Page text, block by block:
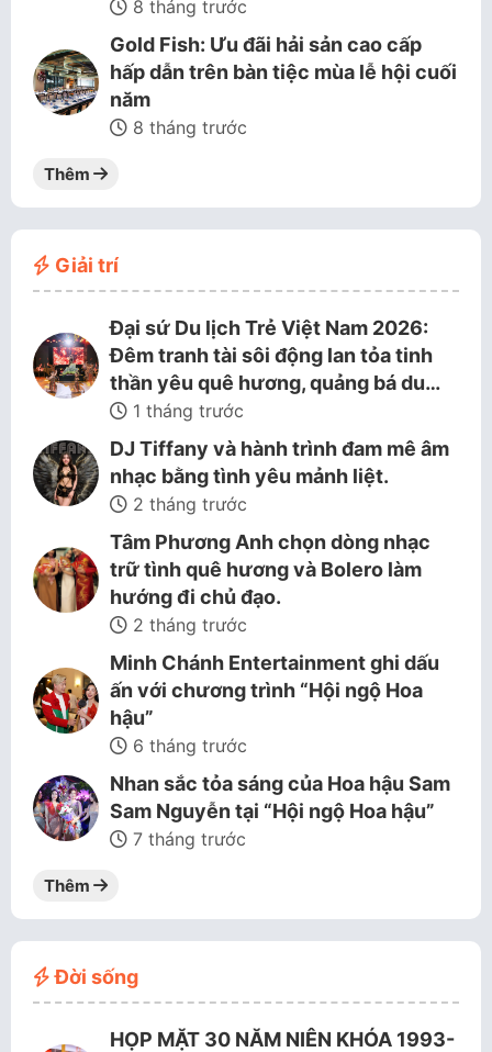
8 tháng trước
Gold Fish: Ưu đãi hải sản cao cấp
hấp dẫn trên bàn tiệc mùa lễ hội cuối
năm
8 tháng trước
Thêm
Giải trí
Đại sứ Du lịch Trẻ Việt Nam 2026:
Đêm tranh tài sôi động lan tỏa tinh
thần yêu quê hương, quảng bá du…
1 tháng trước
DJ Tiffany và hành trình đam mê âm
nhạc bằng tình yêu mảnh liệt.
2 tháng trước
Tâm Phương Anh chọn dòng nhạc
trữ tình quê hương và Bolero làm
hướng đi chủ đạo.
2 tháng trước
Minh Chánh Entertainment ghi dấu
ấn với chương trình “Hội ngộ Hoa
hậu”
6 tháng trước
Nhan sắc tỏa sáng của Hoa hậu Sam
Sam Nguyễn tại “Hội ngộ Hoa hậu”
7 tháng trước
Thêm
Đời sống
HỌP MẶT 30 NĂM NIÊN KHÓA 1993-